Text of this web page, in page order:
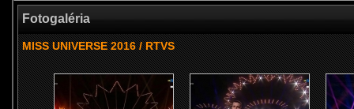
Fotogaléria
MISS UNIVERSE 2016 / RTVS